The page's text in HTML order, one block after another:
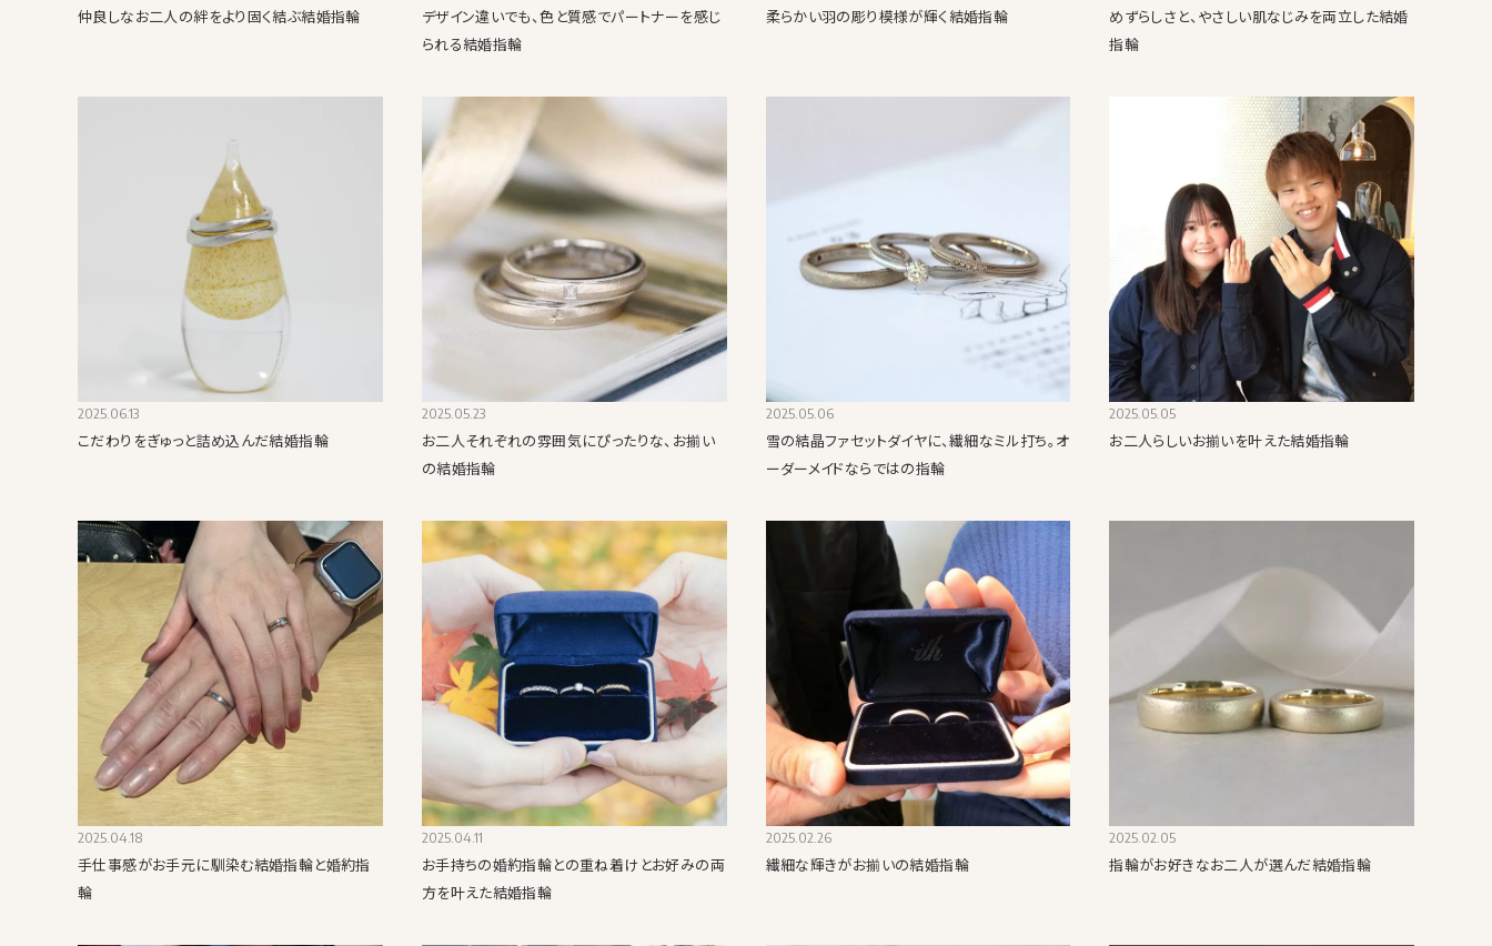
仲良しなお二人の絆をより固く結ぶ結婚指輪
デザイン違いでも、色と質感でパートナーを感じ
られる結婚指輪
柔らかい羽の彫り模様が輝く結婚指輪
めずらしさと、やさしい肌なじみを両立した結婚
指輪
2025.06.13
こだわりをぎゅっと詰め込んだ結婚指輪
2025.05.23
お二人それぞれの雰囲気にぴったりな、お揃い
の結婚指輪
2025.05.06
雪の結晶ファセットダイヤに、繊細なミル打ち。オ
ーダーメイドならではの指輪
2025.05.05
お二人らしいお揃いを叶えた結婚指輪
2025.04.18
手仕事感がお手元に馴染む結婚指輪と婚約指
輪
2025.04.11
お手持ちの婚約指輪との重ね着けとお好みの両
方を叶えた結婚指輪
2025.02.26
繊細な輝きがお揃いの結婚指輪
2025.02.05
指輪がお好きなお二人が選んだ結婚指輪